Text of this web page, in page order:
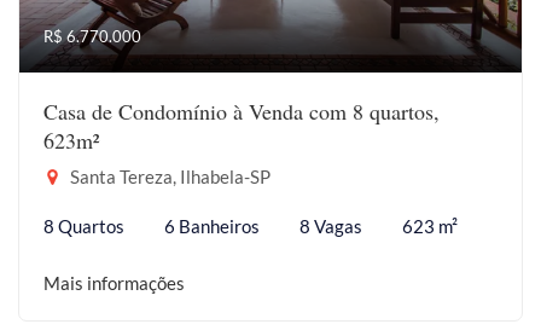
R$ 6.770.000
Casa de Condomínio à Venda com 8 quartos,
623m²
Santa Tereza, Ilhabela-SP
8 Quartos 6 Banheiros 8 Vagas 623 m²
Mais informações